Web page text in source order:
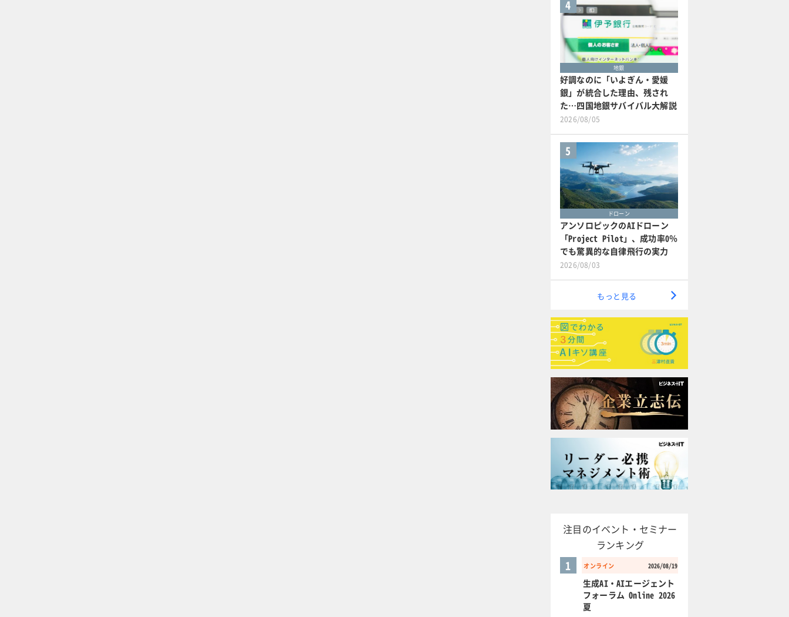
4
地銀
好調なのに「いよぎん・愛媛
銀」が統合した理由、残され
た…四国地銀サバイバル大解説
2026/08/05
5
ドローン
アンソロピックのAIドローン
「Project Pilot」、成功率0％
でも驚異的な自律飛行の実力
2026/08/03
もっと見る
注目のイベント・セミナー
ランキング
オンライン 2026/08/19
1
生成AI・AIエージェント
フォーラム Online 2026
夏